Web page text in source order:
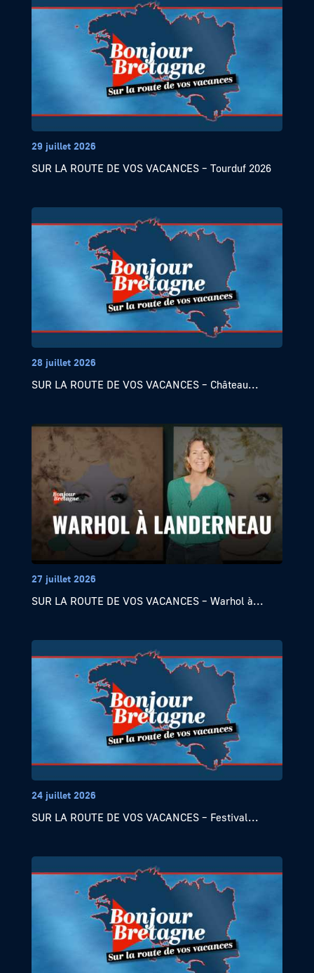
29 juillet 2026
SUR LA ROUTE DE VOS VACANCES – Tourduf 2026
28 juillet 2026
SUR LA ROUTE DE VOS VACANCES – Château...
27 juillet 2026
SUR LA ROUTE DE VOS VACANCES – Warhol à...
24 juillet 2026
SUR LA ROUTE DE VOS VACANCES – Festival...